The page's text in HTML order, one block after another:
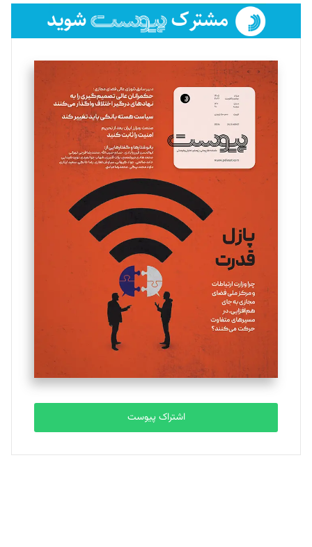
فائزه فتحی رستمی
تحریریه
سروش کرمیان
تحریریه
مینا پاکدل
یسنا امان‌پور
تحریریه
ملینا جعفری
تحریریه
مصطفی مسجدی آرانی
تحریریه
بابک نقاش
تحریریه
اشتراک پیوست